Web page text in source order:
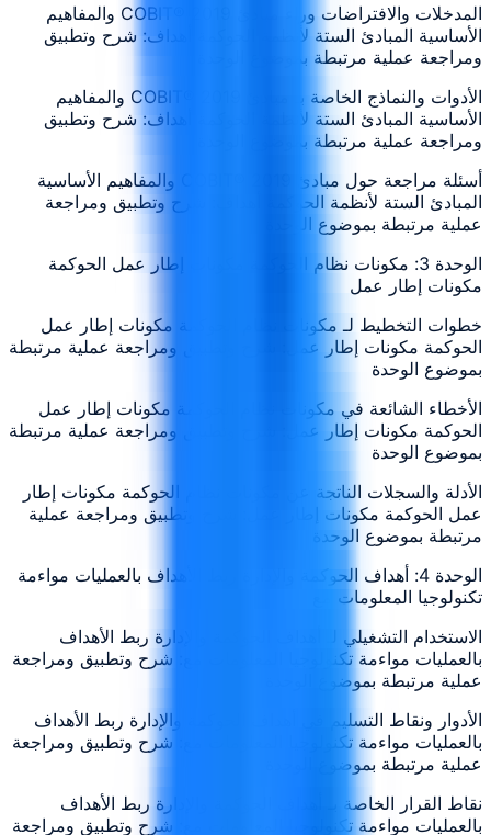
المدخلات والافتراضات وراء مبادئ COBIT® 2019 والمفاهيم
الأساسية المبادئ الستة لأنظمة الحوكمة أهداف: شرح وتطبيق
ومراجعة عملية مرتبطة بموضوع الوحدة
الأدوات والنماذج الخاصة بـ مبادئ COBIT® 2019 والمفاهيم
الأساسية المبادئ الستة لأنظمة الحوكمة أهداف: شرح وتطبيق
ومراجعة عملية مرتبطة بموضوع الوحدة
أسئلة مراجعة حول مبادئ COBIT® 2019 والمفاهيم الأساسية
المبادئ الستة لأنظمة الحوكمة أهداف: شرح وتطبيق ومراجعة
عملية مرتبطة بموضوع الوحدة
الوحدة 3: مكونات نظام الحوكمة مكونات إطار عمل الحوكمة
مكونات إطار عمل
خطوات التخطيط لـ مكونات نظام الحوكمة مكونات إطار عمل
الحوكمة مكونات إطار عمل: شرح وتطبيق ومراجعة عملية مرتبطة
بموضوع الوحدة
الأخطاء الشائعة في مكونات نظام الحوكمة مكونات إطار عمل
الحوكمة مكونات إطار عمل: شرح وتطبيق ومراجعة عملية مرتبطة
بموضوع الوحدة
الأدلة والسجلات الناتجة عن مكونات نظام الحوكمة مكونات إطار
عمل الحوكمة مكونات إطار عمل: شرح وتطبيق ومراجعة عملية
مرتبطة بموضوع الوحدة
الوحدة 4: أهداف الحوكمة والإدارة ربط الأهداف بالعمليات مواءمة
تكنولوجيا المعلومات مع
الاستخدام التشغيلي لـ أهداف الحوكمة والإدارة ربط الأهداف
بالعمليات مواءمة تكنولوجيا المعلومات مع: شرح وتطبيق ومراجعة
عملية مرتبطة بموضوع الوحدة
الأدوار ونقاط التسليم في أهداف الحوكمة والإدارة ربط الأهداف
بالعمليات مواءمة تكنولوجيا المعلومات مع: شرح وتطبيق ومراجعة
عملية مرتبطة بموضوع الوحدة
نقاط القرار الخاصة بـ أهداف الحوكمة والإدارة ربط الأهداف
بالعمليات مواءمة تكنولوجيا المعلومات مع: شرح وتطبيق ومراجعة